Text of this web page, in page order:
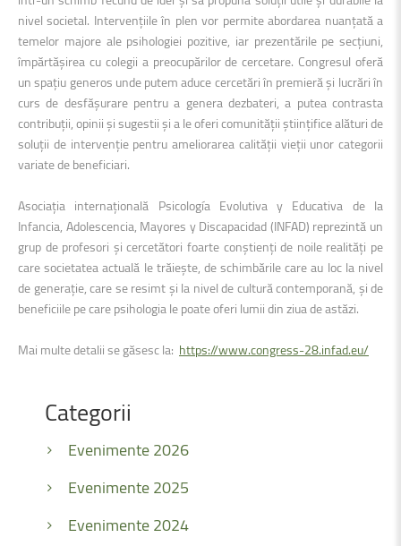
nivel societal. Intervențiile în plen vor permite abordarea nuanțată a
temelor majore ale psihologiei pozitive, iar prezentările pe secțiuni,
împărtășirea cu colegii a preocupărilor de cercetare. Congresul oferă
un spațiu generos unde putem aduce cercetări în premieră și lucrări în
curs de desfășurare pentru a genera dezbateri, a putea contrasta
contribuții, opinii și sugestii și a le oferi comunității științifice alături de
soluții de intervenție pentru ameliorarea calității vieții unor categorii
variate de beneficiari.
Asociația internațională Psicología Evolutiva y Educativa de la
Infancia, Adolescencia, Mayores y Discapacidad (INFAD) reprezintă un
grup de profesori și cercetători foarte conștienți de noile realități pe
care societatea actuală le trăiește, de schimbările care au loc la nivel
de generație, care se resimt și la nivel de cultură contemporană, și de
beneficiile pe care psihologia le poate oferi lumii din ziua de astăzi.
Mai multe detalii se găsesc la: https://www.congress-28.infad.eu/
Categorii
Evenimente 2026
Evenimente 2025
Evenimente 2024